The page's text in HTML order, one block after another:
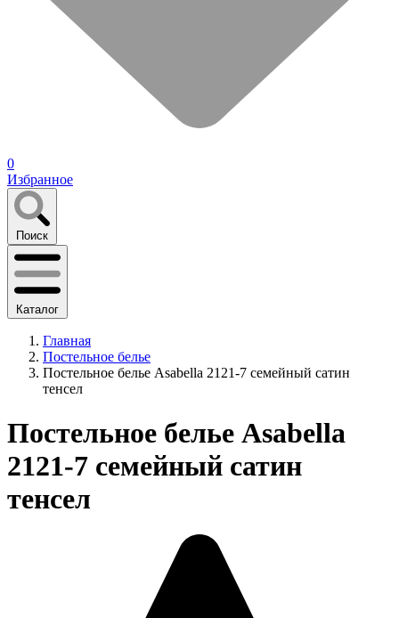
0
Избранное
Поиск
Каталог
Главная
Постельное белье
Постельное белье Asabella 2121-7 семейный сатин
тенсел
Постельное белье Asabella
2121-7 семейный сатин
тенсел